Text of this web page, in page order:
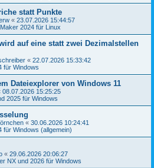
statt Punkte
« 23.07.2026 15:44:57
2024 für Linux
auf eine statt zwei Dezimalstellen
« 22.07.2026 15:33:42
für Windows
Dateiexplorer von Windows 11
08.07.2026 15:25:25
2025 für Windows
« 30.06.2026 10:24:41
für Windows (allgemein)
« 29.06.2026 20:06:27
NX und 2026 für Windows